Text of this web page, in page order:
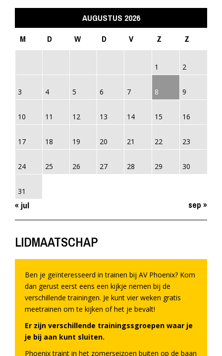
AUGUSTUS 2026
M
D W D V Z Z
1 2
3 4 5 6 7 8 9
10 11 12 13 14 15 16
17 18 19 20 21 22 23
24 25 26 27 28 29 30
31
« jul sep »
LIDMAATSCHAP
Ben je geïnteresseerd in trainen bij AV Phoenix? Kom
dan gerust eerst eens een kijkje nemen bij de
verschillende trainingen. Je kunt vier weken gratis
meetrainen om te kijken of het je bevalt!
Er zijn verschillende trainingssgroepen waar je
je bij aan kunt sluiten.
Phoenix traint in het zomerseizoen buiten op de baan